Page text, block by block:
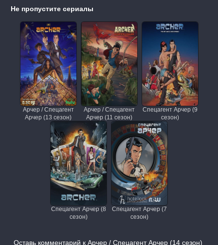
Не пропустите сериалы
Арчер / Спецагент
Арчер (13 сезон)
Арчер / Спецагент
Арчер (11 сезон)
Спецагент Арчер (9
сезон)
Спецагент Арчер (8
сезон)
Спецагент Арчер (7
сезон)
Оставь комментарий к Арчер / Спецагент Арчер (14 сезон)